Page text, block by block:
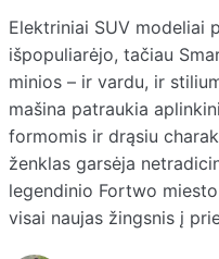
Elektriniai SUV modeliai
išpopuliarėjo, tačiau
minios – ir vardu, ir
mašina patraukia
formomis ir drąsiu
ženklas garsėja
legendinio Fortwo
visai naujas žingsnis į